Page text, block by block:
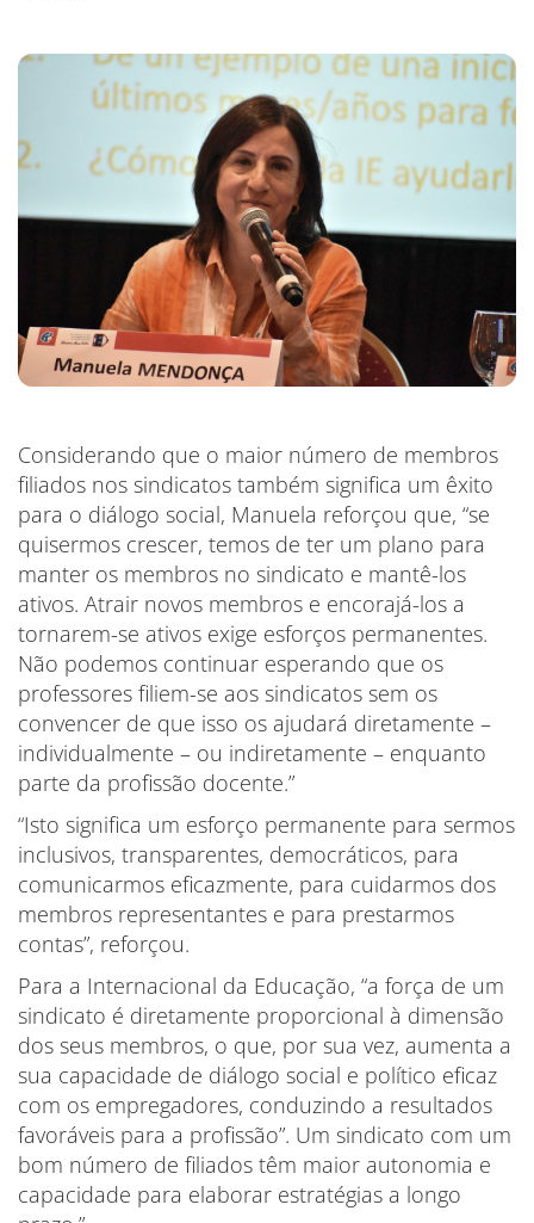
Considerando que o maior número de membros
filiados nos sindicatos também significa um êxito
para o diálogo social, Manuela reforçou que, “se
quisermos crescer, temos de ter um plano para
manter os membros no sindicato e mantê-los
ativos. Atrair novos membros e encorajá-los a
tornarem-se ativos exige esforços permanentes.
Não podemos continuar esperando que os
professores filiem-se aos sindicatos sem os
convencer de que isso os ajudará diretamente –
individualmente – ou indiretamente – enquanto
parte da profissão docente.”
“Isto significa um esforço permanente para sermos
inclusivos, transparentes, democráticos, para
comunicarmos eficazmente, para cuidarmos dos
membros representantes e para prestarmos
contas”, reforçou.
Para a Internacional da Educação, “a força de um
sindicato é diretamente proporcional à dimensão
dos seus membros, o que, por sua vez, aumenta a
sua capacidade de diálogo social e político eficaz
com os empregadores, conduzindo a resultados
favoráveis para a profissão”. Um sindicato com um
bom número de filiados têm maior autonomia e
capacidade para elaborar estratégias a longo